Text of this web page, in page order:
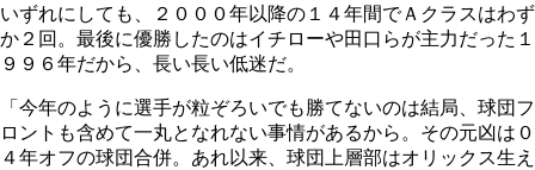
いずれにしても、２０００年以降の１４年間でＡクラスはわず
か２回。最後に優勝したのはイチローや田口らが主力だった１
９９６年だから、長い長い低迷だ。
「今年のように選手が粒ぞろいでも勝てないのは結局、球団フ
ロントも含めて一丸となれない事情があるから。その元凶は０
４年オフの球団合併。あれ以来、球団上層部はオリックス生え